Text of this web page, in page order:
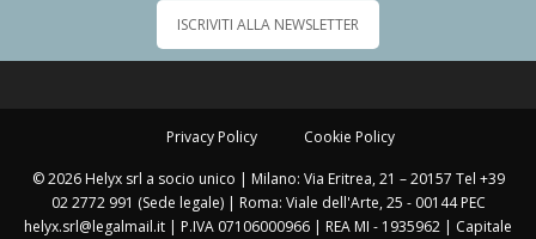
ISCRIVITI ALLA NEWSLETTER
Privacy Policy Cookie Policy
© 2026 Helyx srl a socio unico | Milano: Via Eritrea, 21 – 20157 Tel +39
02 2772 991 (Sede legale) | Roma: Viale dell'Arte, 25 - 00144 PEC
helyx.srl@legalmail.it | P.IVA 07106000966 | REA MI - 1935962 | Capitale